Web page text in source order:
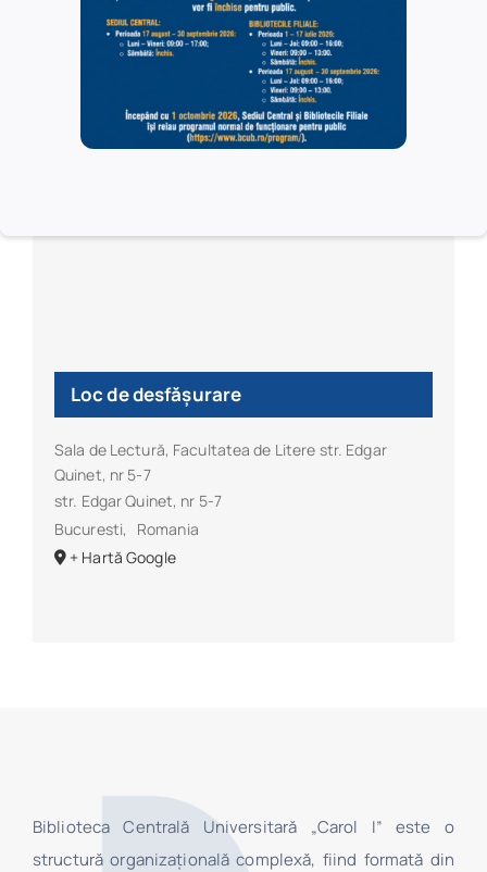
Facultatea de Litere a Universității din București /
Centrul de Excelență în Studiul Imaginii (CESI)
Loc de desfășurare
Sala de Lectură, Facultatea de Litere str. Edgar
Quinet, nr 5-7
str. Edgar Quinet, nr 5-7
Bucuresti,
Romania
+ Hartă Google
Biblioteca Centrală Universitară „Carol I” este o
structură organizaţională complexă, fiind formată din